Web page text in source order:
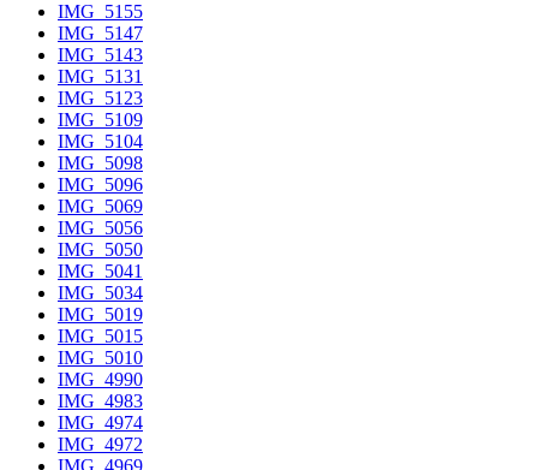
IMG_5155
IMG_5147
IMG_5143
IMG_5131
IMG_5123
IMG_5109
IMG_5104
IMG_5098
IMG_5096
IMG_5069
IMG_5056
IMG_5050
IMG_5041
IMG_5034
IMG_5019
IMG_5015
IMG_5010
IMG_4990
IMG_4983
IMG_4974
IMG_4972